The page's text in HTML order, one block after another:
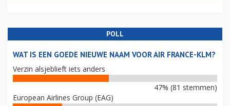
POLL
WAT IS EEN GOEDE NIEUWE NAAM VOOR AIR FRANCE-KLM?
Verzin alsjeblieft iets anders
47% (81 stemmen)
European Airlines Group (EAG)